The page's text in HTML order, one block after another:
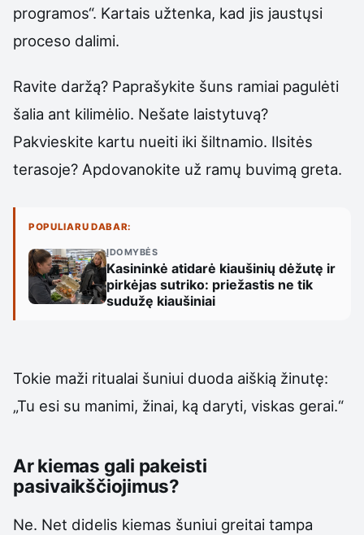
programos“. Kartais užtenka, kad jis jaustųsi
proceso dalimi.
Ravite daržą? Paprašykite šuns ramiai pagulėti
šalia ant kilimėlio. Nešate laistytuvą?
Pakvieskite kartu nueiti iki šiltnamio. Ilsitės
terasoje? Apdovanokite už ramų buvimą greta.
POPULIARU DABAR:
ĮDOMYBĖS
Kasininkė atidarė kiaušinių dėžutę ir
pirkėjas sutriko: priežastis ne tik
sudužę kiaušiniai
Tokie maži ritualai šuniui duoda aiškią žinutę:
„Tu esi su manimi, žinai, ką daryti, viskas gerai.“
Ar kiemas gali pakeisti
pasivaikščiojimus?
Ne. Net didelis kiemas šuniui greitai tampa